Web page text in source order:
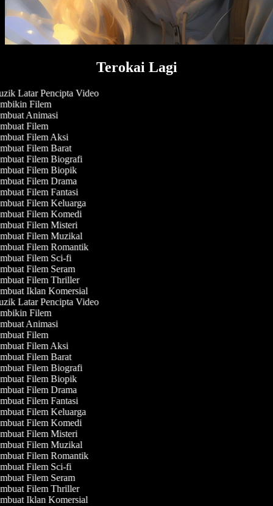
Terokai Lagi
Latar Pencipta Video
Filem
Animasi
Filem
Filem Aksi
Filem Barat
Filem Biografi
Filem Biopik
Filem Drama
Filem Fantasi
Filem Keluarga
Filem Komedi
Filem Misteri
Filem Muzikal
Filem Romantik
Filem Sci-fi
Filem Seram
Filem Thriller
Iklan Komersial
Latar Pencipta Video
Filem
Animasi
Filem
Filem Aksi
Filem Barat
Filem Biografi
Filem Biopik
Filem Drama
Filem Fantasi
Filem Keluarga
Filem Komedi
Filem Misteri
Filem Muzikal
Filem Romantik
Filem Sci-fi
Filem Seram
Filem Thriller
Iklan Komersial